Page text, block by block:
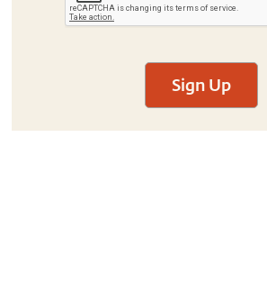
Sign Up